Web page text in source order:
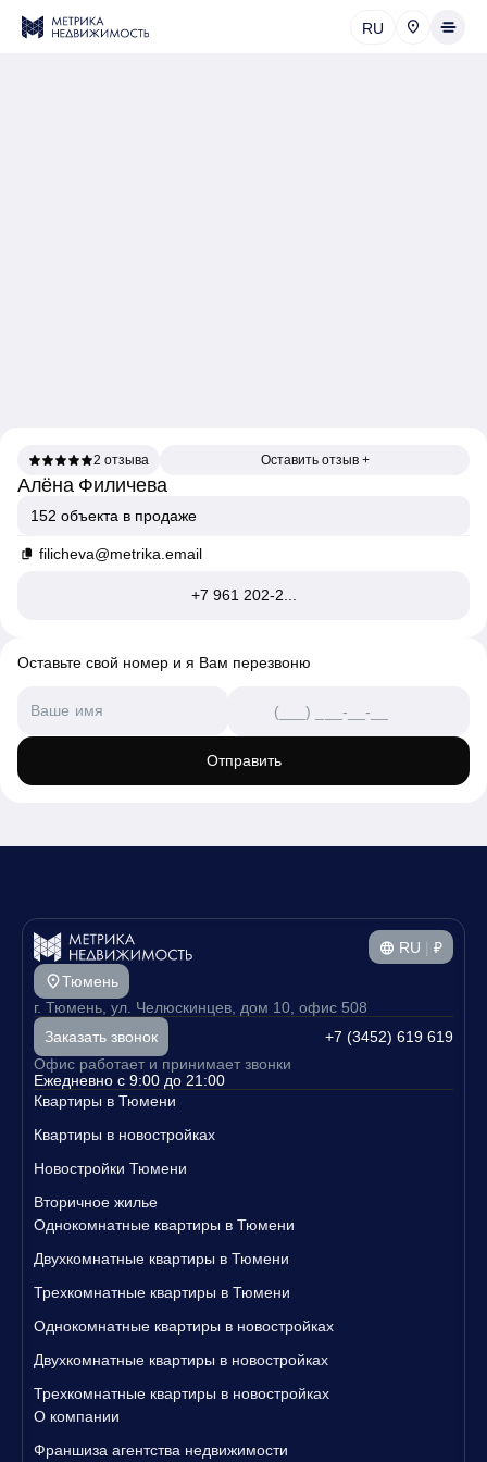
RU
2 отзыва Оставить отзыв +
Алёна Филичева
152 объекта в продаже
filicheva@metrika.email
+7 961 202-2...
Оставьте свой номер и я Вам перезвоню
Отправить
RU | ₽
Тюмень
г. Тюмень, ул. Челюскинцев, дом 10, офис 508
Заказать звонок
+7 (3452) 619 619
Офис работает и принимает звонки
Ежедневно с 9:00 до 21:00
Квартиры в Тюмени
Квартиры в новостройках
Новостройки Тюмени
Вторичное жилье
Однокомнатные квартиры в Тюмени
Двухкомнатные квартиры в Тюмени
Трехкомнатные квартиры в Тюмени
Однокомнатные квартиры в новостройках
Двухкомнатные квартиры в новостройках
Трехкомнатные квартиры в новостройках
О компании
Франшиза агентства недвижимости